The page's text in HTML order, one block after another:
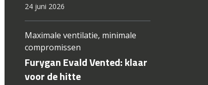
24 juni 2026
Maximale ventilatie, minimale
compromissen
Furygan Evald Vented: klaar
voor de hitte